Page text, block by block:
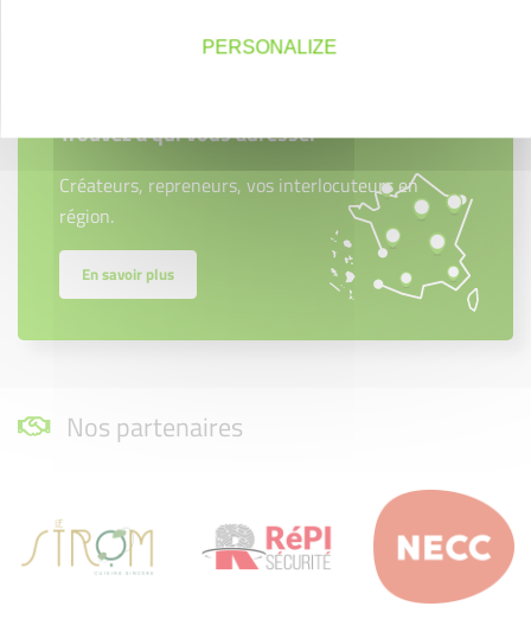
Trouvez à qui vous adresser
Créateurs, repreneurs, vos interlocuteurs en
région.
En savoir plus
Nos partenaires
PERSONALIZE